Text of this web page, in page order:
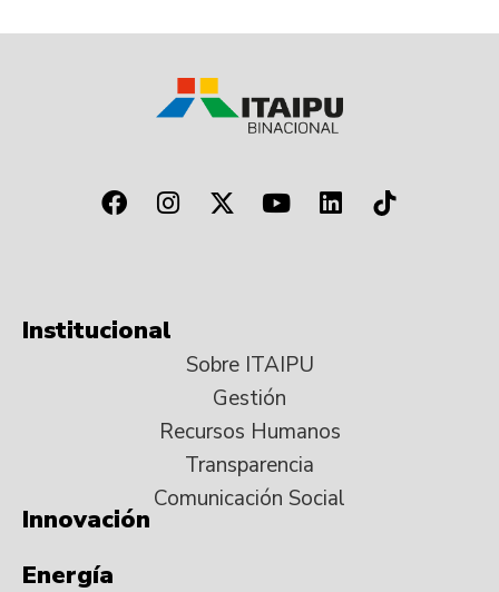
Institucional
Sobre ITAIPU
Gestión
Recursos Humanos
Transparencia
Comunicación Social
Innovación
Energía